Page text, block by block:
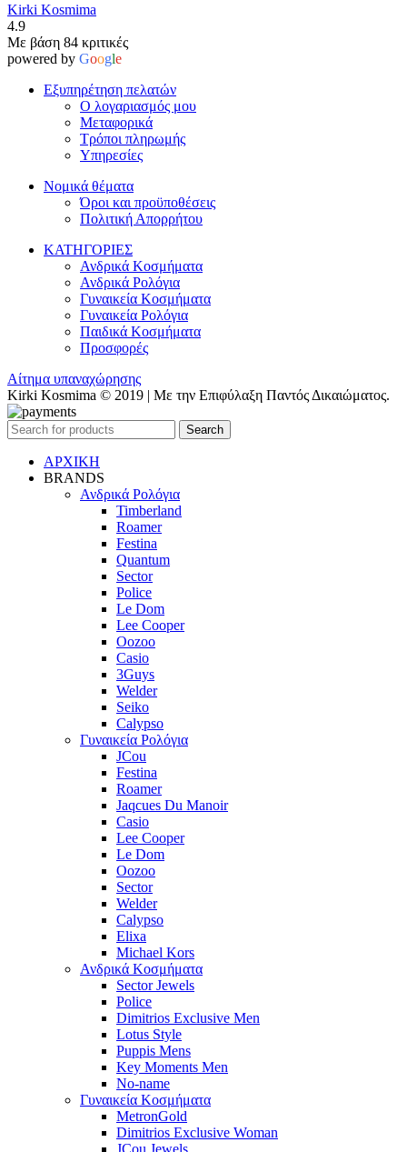
Kirki Kosmima
4.9
Με βάση 84 κριτικές
powered by Google
Εξυπηρέτηση πελατών
Ο λογαριασμός μου
Μεταφορικά
Τρόποι πληρωμής
Υπηρεσίες
Νομικά θέματα
Όροι και προϋποθέσεις
Πολιτική Απορρήτου
ΚΑΤΗΓΟΡΙΕΣ
Ανδρικά Κοσμήματα
Ανδρικά Ρολόγια
Γυναικεία Κοσμήματα
Γυναικεία Ρολόγια
Παιδικά Κοσμήματα
Προσφορές
Αίτημα υπαναχώρησης
Kirki Kosmima © 2019 | Με την Επιφύλαξη Παντός Δικαιώματος.
Search
ΑΡΧΙΚΗ
BRANDS
Ανδρικά Ρολόγια
Timberland
Roamer
Festina
Quantum
Sector
Police
Le Dom
Lee Cooper
Oozoo
Casio
3Guys
Welder
Seiko
Calypso
Γυναικεία Ρολόγια
JCou
Festina
Roamer
Jaqcues Du Manoir
Casio
Lee Cooper
Le Dom
Oozoo
Sector
Welder
Calypso
Elixa
Michael Kors
Ανδρικά Κοσμήματα
Sector Jewels
Police
Dimitrios Exclusive Men
Lotus Style
Puppis Mens
Key Moments Men
No-name
Γυναικεία Κοσμήματα
MetronGold
Dimitrios Exclusive Woman
JCou Jewels